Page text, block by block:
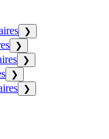
❯
❯
❯
❯
❯